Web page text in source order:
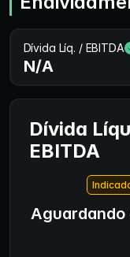
Dívida Líq. / EBITDA
N/A
Dívida
EBITDA